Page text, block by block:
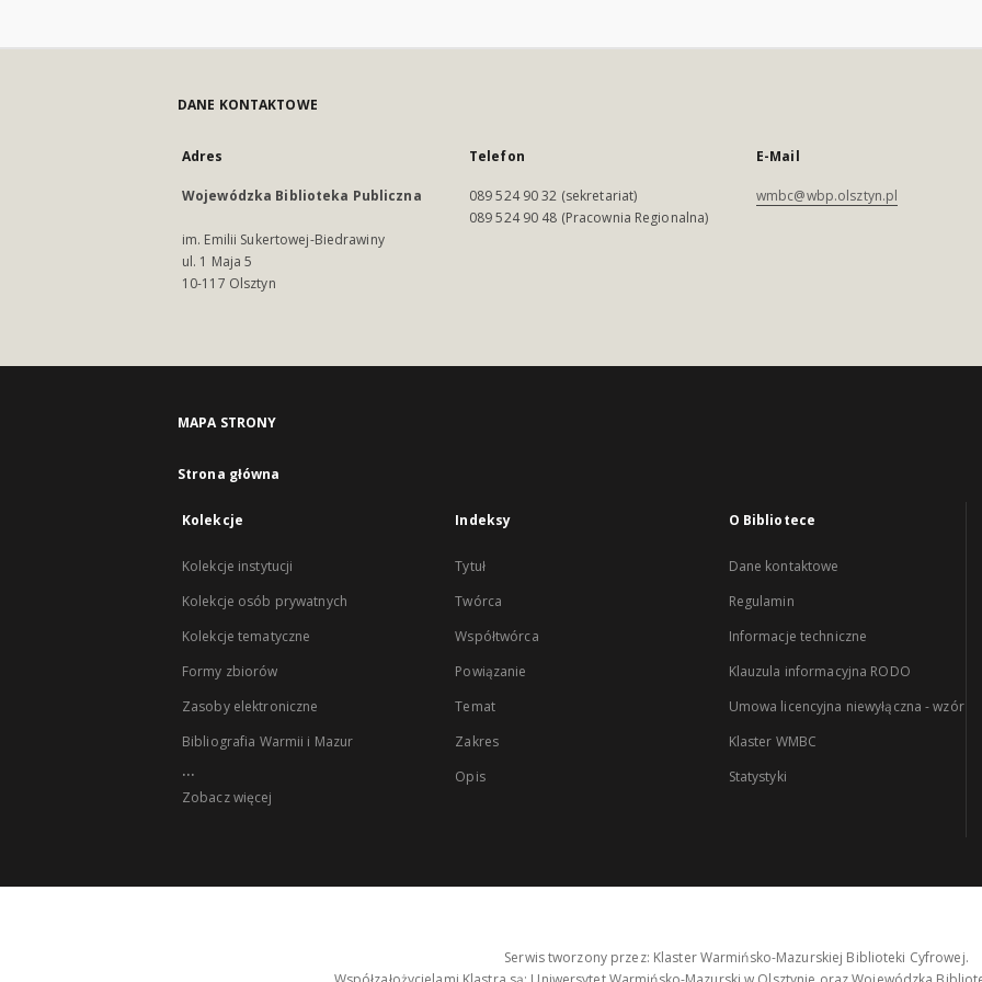
DANE KONTAKTOWE
Adres
Wojewódzka Biblioteka Publiczna
im. Emilii Sukertowej-Biedrawiny
ul. 1 Maja 5
10-117 Olsztyn
Telefon
089 524 90 32 (sekretariat)
089 524 90 48 (Pracownia Regionalna)
E-Mail
wmbc@wbp.olsztyn.pl
MAPA STRONY
Strona główna
Kolekcje
Kolekcje instytucji
Kolekcje osób prywatnych
Kolekcje tematyczne
Formy zbiorów
Zasoby elektroniczne
Bibliografia Warmii i Mazur
...
Zobacz więcej
Indeksy
Tytuł
Twórca
Współtwórca
Powiązanie
Temat
Zakres
Opis
O Bibliotece
Dane kontaktowe
Regulamin
Informacje techniczne
Klauzula informacyjna RODO
Umowa licencyjna niewyłączna - wzór
Klaster WMBC
Statystyki
Serwis tworzony przez: Klaster Warmińsko-Mazurskiej Biblioteki Cyfrowej.